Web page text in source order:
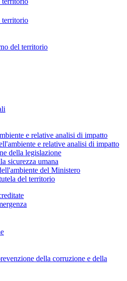
territorio
del territorio
e relative analisi di impatto
e relative analisi di impatto
della legislazione
sicurezza umana
del Ministero
del territorio
della corruzione e della